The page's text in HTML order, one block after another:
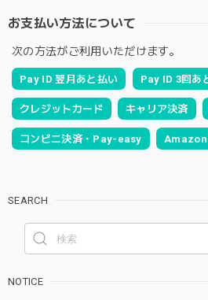
お支払い方法について
次の方法がご利用いただけます。
Pay ID 翌月あと払い Pay ID 3回あ
クレジットカード キャリア決済
コンビニ決済・Pay-easy
SEARCH
NOTICE